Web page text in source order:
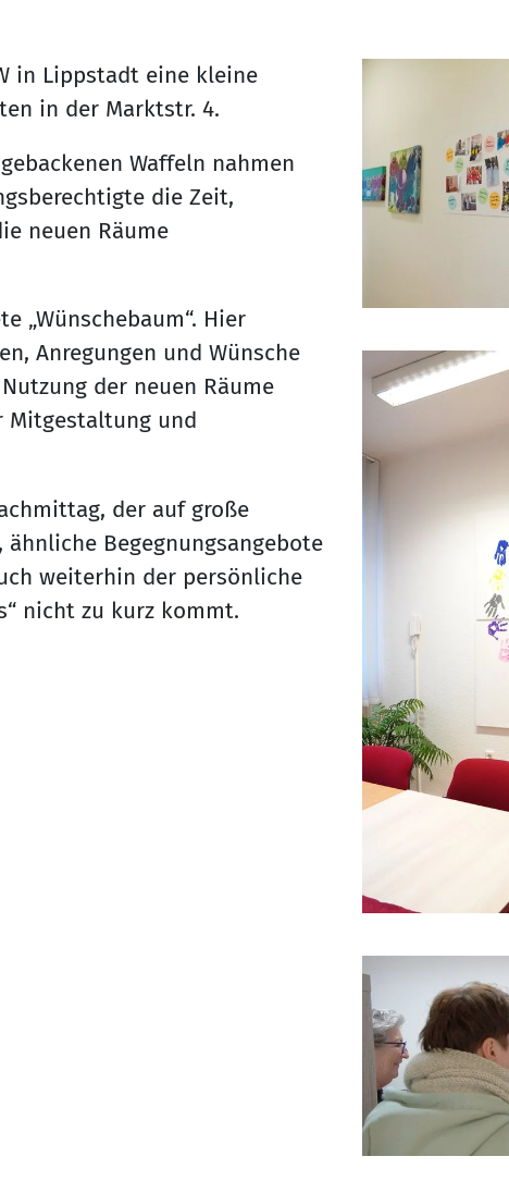
in Lippstadt eine kleine
in der Marktstr. 4.
Waffeln nahmen
die Zeit,
neuen Räume
„Wünschebaum“. Hier
Anregungen und Wünsche
der neuen Räume
Mitgestaltung und
der auf große
Begegnungsangebote
weiterhin der persönliche
nicht zu kurz kommt.